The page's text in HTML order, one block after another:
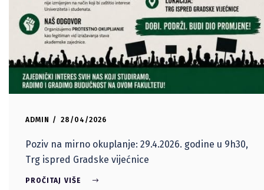
ADMIN 28/04/2026
Poziv na mirno okuplanje: 29.4.2026. godine u 9h30,
Trg ispred Gradske vijećnice
PROČITAJ VIŠE